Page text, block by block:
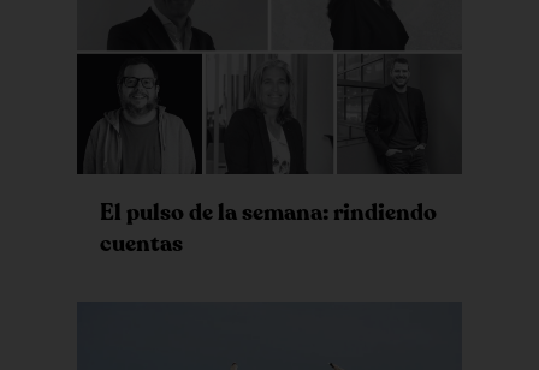
El pulso de la semana: rindiendo
cuentas